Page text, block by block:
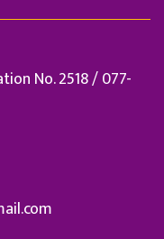
No. 2518 / 077-